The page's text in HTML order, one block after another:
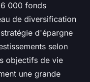
000 fonds
de diversification
d'épargne
selon
objectifs de vie
une grande